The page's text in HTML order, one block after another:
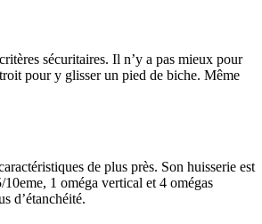
sécuritaires. Il n’y a pas mieux pour
pour y glisser un pied de biche. Même
de plus près. Son huisserie est
1 oméga vertical et 4 omégas
d’étanchéité.